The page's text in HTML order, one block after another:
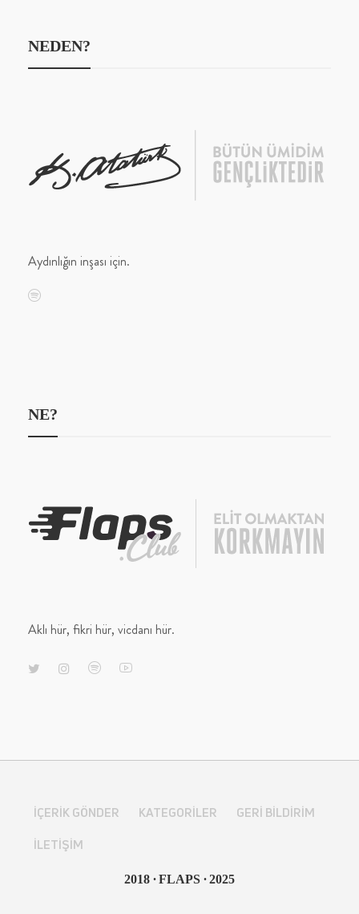
NEDEN?
Aydınlığın inşası için.
NE?
Aklı hür, fikri hür, vicdanı hür.
2018 ∙FLAPS ∙2025
İÇERIK GÖNDER KATEGORILER
GERI BILDIRIM
İLETIŞIM